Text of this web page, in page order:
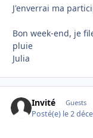
J'enverrai ma
Bon week-end, je
pluie
Julia
Invité Guests
Posté(e) le 2